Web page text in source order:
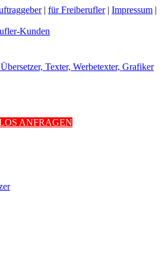
| für Freiberufler| Impressum |
Kunden
ANFRAGEN